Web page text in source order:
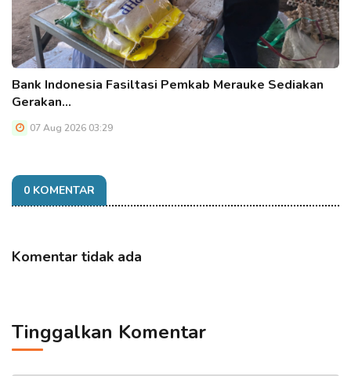
Bank Indonesia Fasiltasi Pemkab Merauke Sediakan
Gerakan…
07 Aug 2026 03:29
0 KOMENTAR
Komentar tidak ada
Tinggalkan Komentar